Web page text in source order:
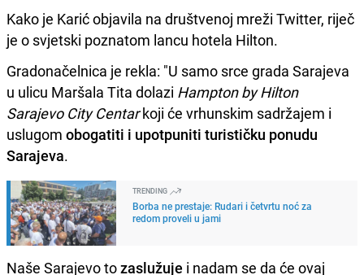
Kako je Karić objavila na društvenoj mreži Twitter, riječ
je o svjetski poznatom lancu hotela Hilton.
Gradonačelnica je rekla: "U samo srce grada Sarajeva
u ulicu Maršala Tita dolazi Hampton by Hilton
Sarajevo City Centarkoji će vrhunskim sadržajem i
uslugom obogatiti i upotpuniti turističku ponudu
Sarajeva.
TRENDING
Borba ne prestaje: Rudari i četvrtu noć za
redom proveli u jami
Naše Sarajevo tozaslužuje i nadam se da će ovaj